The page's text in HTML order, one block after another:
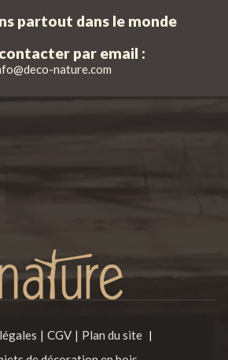
partout dans le monde
par email :
nature.com
CGV Plan du site |